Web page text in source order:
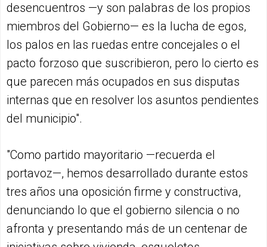
desencuentros —y son palabras de los propios
miembros del Gobierno— es la lucha de egos,
los palos en las ruedas entre concejales o el
pacto forzoso que suscribieron, pero lo cierto es
que parecen más ocupados en sus disputas
internas que en resolver los asuntos pendientes
del municipio".
"Como partido mayoritario —recuerda el
portavoz—, hemos desarrollado durante estos
tres años una oposición firme y constructiva,
denunciando lo que el gobierno silencia o no
afronta y presentando más de un centenar de